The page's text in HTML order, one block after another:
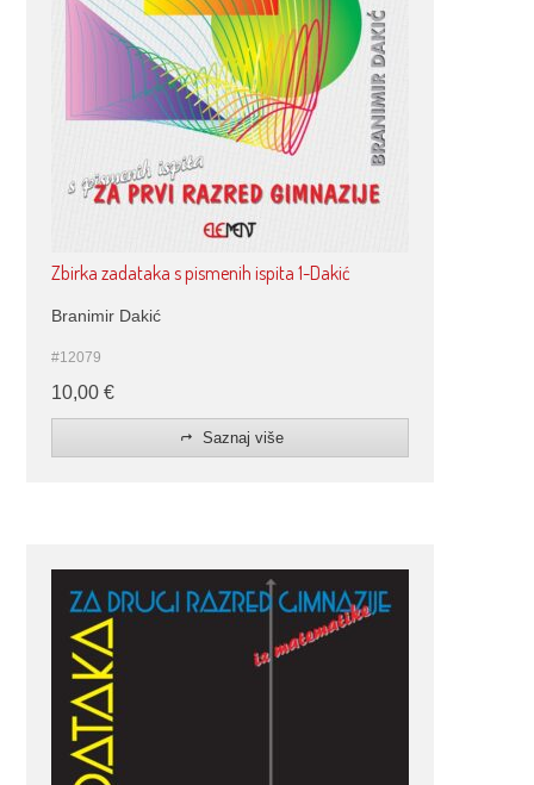
Zbirka zadataka s pismenih ispita 1-Dakić
Branimir Dakić
#12079
10,00 €
Saznaj više